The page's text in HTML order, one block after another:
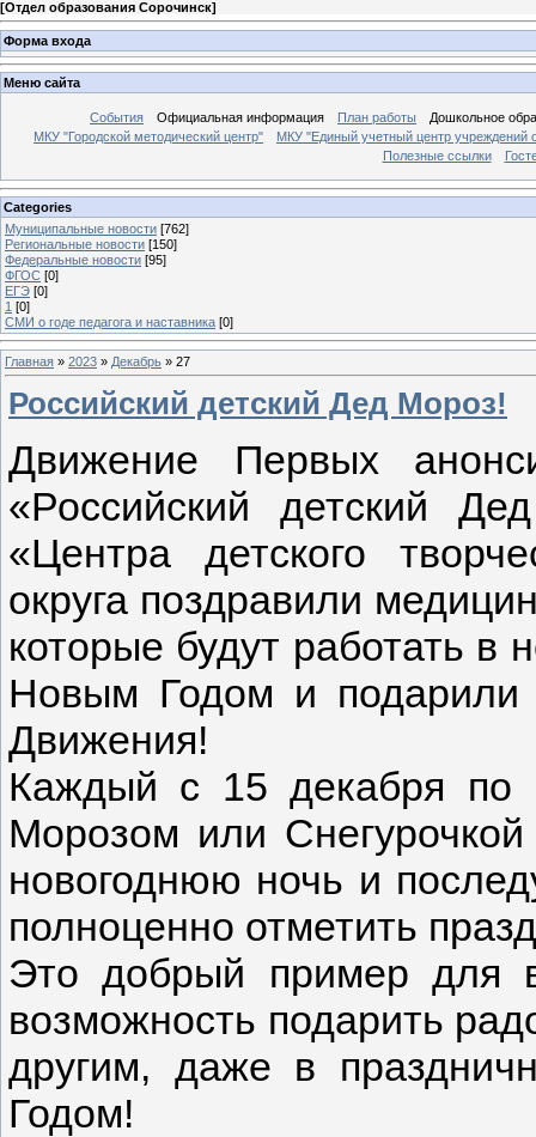
[Отдел образования Сорочинск]
Форма входа
Меню сайта
События Официальная информация План работы
Дошкольное
МКУ "Городской методический центр"
МКУ "Единый учетный центр учреждений
Полезные ссылки
Categories
Муниципальные новости [762]
Региональные новости [150]
Федеральные новости [95]
ФГОС [0]
ЕГЭ [0]
1 [0]
СМИ о годе педагога и наставника [0]
Главная » 2023 » Декабрь » 27
Российский детский Дед Мороз!
Движение Первых
«Российский детский
«Центра детского
округа поздравили
которые будут работать
Новым Годом и подарили
Движения!
Каждый с 15 декабря по
Морозом или
новогоднюю ночь и
полноценно отметить
Это добрый пример для
возможность подарить
другим, даже в
Годом!